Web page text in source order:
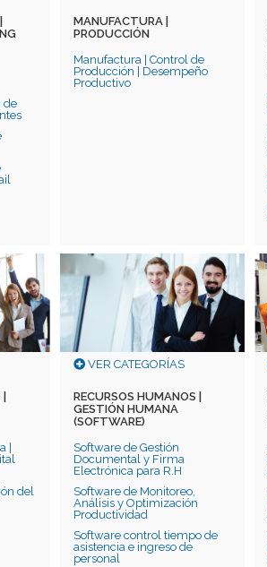
de
MANUFACTURA |
PRODUCCIÓN
Manufactura | Control de
Producción | Desempeño
Productivo
|
del
VER CATEGORÍAS
RECURSOS HUMANOS |
GESTIÓN HUMANA
(SOFTWARE)
Software de Gestión
Documental y Firma
Electrónica para R.H
Software de Monitoreo,
Análisis y Optimización
Productividad
Software control tiempo de
asistencia e ingreso de
personal